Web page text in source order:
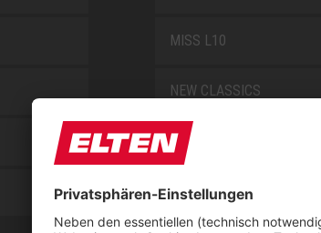
MISS L10
NEW CLASSICS
NOVA
RETRO